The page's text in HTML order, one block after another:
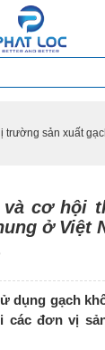
trường sản xuất
và cơ hội
ở Việt
dụng gạch
đơn vị